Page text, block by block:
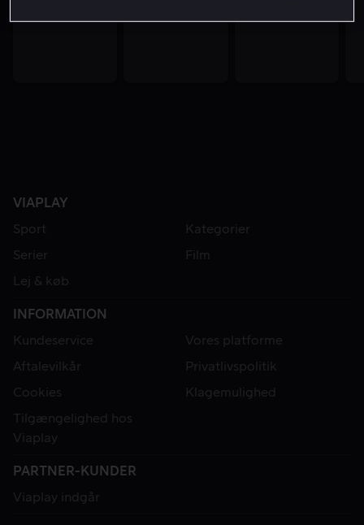
VIAPLAY
Sport
Kategorier
Serier
Film
Lej & køb
INFORMATION
Kundeservice
Vores platforme
Aftalevilkår
Privatlivspolitik
Cookies
Klagemulighed
Tilgængelighed hos
Viaplay
PARTNER-KUNDER
Viaplay indgår